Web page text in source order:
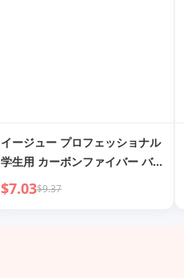
イージュー プロフェッショナル
学生用 カーボンファイバー バド
ミントンラケット
$7.03$9.37